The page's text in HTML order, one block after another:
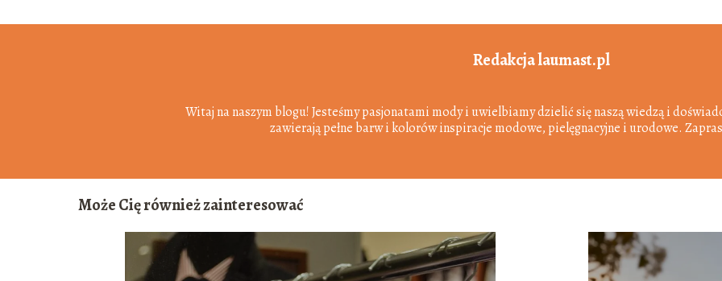
Redakcja laumast.pl
Witaj na naszym blogu! Jesteśmy pasjonatami mody i uwielbiamy dzielić się naszą wiedzą i
zawierają pełne barw i kolorów inspiracje modowe, pielęgnacyjne i urodowe.
Może Cię również zainteresować